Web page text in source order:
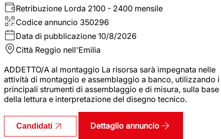
Retribuzione Lorda 2100 - 2400 mensile
Codice annuncio 350296
Data di pubblicazione 10/8/2026
Città Reggio nell'Emilia
ADDETTO/A al montaggio La risorsa sarà impegnata nelle
attività di montaggio e assemblaggio a banco, utilizzando i
principali strumenti di assemblaggio e di misura, sulla base
della lettura e interpretazione del disegno tecnico.
Candidati Dettaglio annuncio